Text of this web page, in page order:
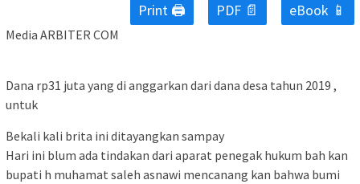
Print 🖨 PDF 📄 eBook 📱
Media ARBITER COM
Dana rp31 juta yang di anggarkan dari dana desa tahun 2019 ,
untuk
Bekali kali brita ini ditayangkan sampay
Hari ini blum ada tindakan dari aparat penegak hukum bah kan
bupati h muhamat saleh asnawi mencanang kan bahwa bumi